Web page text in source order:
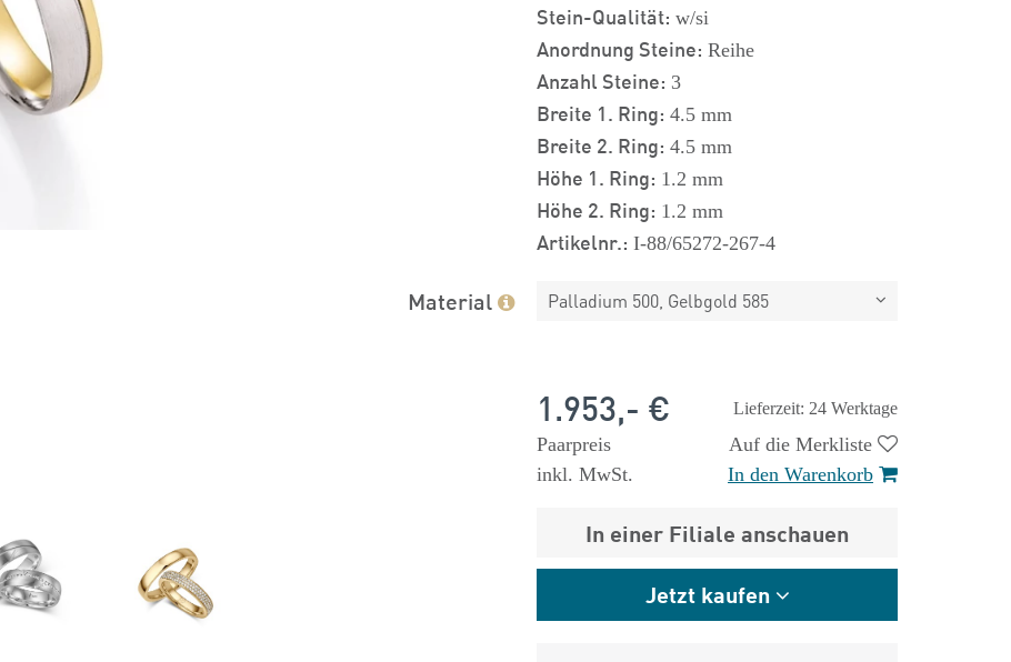
Stein-Qualität: w/si
Anordnung Steine: Reihe
Anzahl Steine: 3
Breite 1. Ring: 4.5 mm
Breite 2. Ring: 4.5 mm
Höhe 1. Ring: 1.2 mm
Höhe 2. Ring: 1.2 mm
Artikelnr.: I-88/65272-267-4
Material Palladium 500, Gelbgold 585
Lieferzeit: 24 Werktage
1.953,- €
Paarpreis
inkl. MwSt.
Auf die Merkliste
In den Warenkorb
In einer Filiale anschauen
Jetzt kaufen